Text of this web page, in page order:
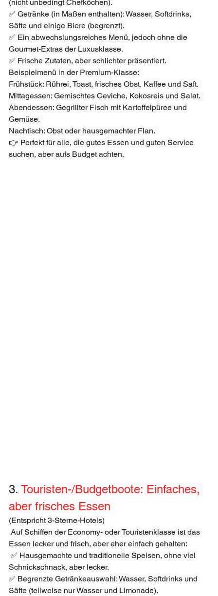
(nicht unbedingt Chefköchen).
✅ Getränke (in Maßen enthalten): Wasser, Softdrinks,
Säfte und einige Biere (begrenzt).
✅ Ein abwechslungsreiches Menü, jedoch ohne die
Gourmet-Extras der Luxusklasse.
✅ Frische Zutaten, aber schlichter präsentiert.
Beispielmenü in der Premium-Klasse:
Frühstück: Rührei, Toast, frisches Obst, Kaffee und Saft.
Mittagessen: Gemischtes Ceviche, Kokosreis und Salat.
Abendessen: Gegrillter Fisch mit Kartoffelpüree und
Gemüse.
Nachtisch: Obst oder hausgemachter Flan.
👉 Perfekt für alle, die gutes Essen und guten Service
suchen, aber aufs Budget achten.
3. Touristen-/Budgetboote: Einfaches,
aber frisches Essen
(Entspricht 3-Sterne-Hotels)
Essen lecker und frisch, aber eher einfach gehalten:
Schnickschnack, aber lecker.
✅ Begrenzte Getränkeauswahl: Wasser, Softdrinks und
Säfte (teilweise nur Wasser und Limonade).